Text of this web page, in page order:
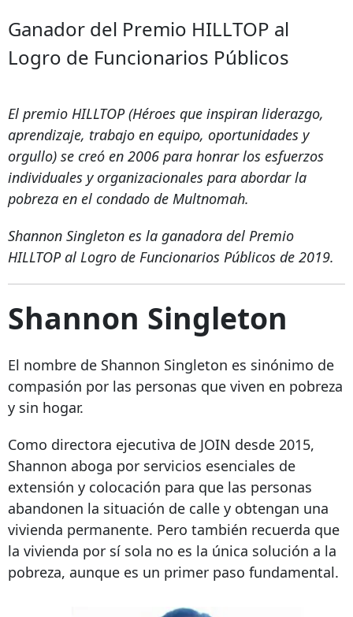
Ganador del Premio HILLTOP al
Logro de Funcionarios Públicos
El premio HILLTOP (Héroes que inspiran liderazgo,
aprendizaje, trabajo en equipo, oportunidades y
orgullo) se creó en 2006 para honrar los esfuerzos
individuales y organizacionales para abordar la
pobreza en el condado de Multnomah.
Shannon Singleton es la ganadora del Premio
HILLTOP al Logro de Funcionarios Públicos de 2019.
Shannon Singleton
El nombre de Shannon Singleton es sinónimo de
compasión por las personas que viven en pobreza
y sin hogar.
Como directora ejecutiva de JOIN desde 2015,
Shannon aboga por servicios esenciales de
extensión y colocación para que las personas
abandonen la situación de calle y obtengan una
vivienda permanente. Pero también recuerda que
la vivienda por sí sola no es la única solución a la
pobreza, aunque es un primer paso fundamental.